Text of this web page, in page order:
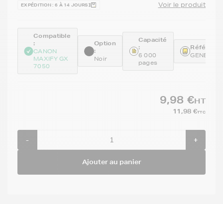
EXPÉDITION : 6 À 14 JOURS Voir le produit
Compatible
:
CANON
MAXIFY GX
7050
Option
:
Noir
Capacité
:
6 000
pages
9,98 €HT
11,98 €TTC
- +
Ajouter au panier